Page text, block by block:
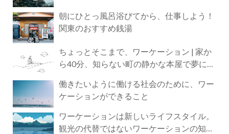
朝にひとっ風呂浴びてから、仕事しよう！
関東のおすすめ銭湯
ちょっとそこまで、ワーケーション | 家か
ら40分、知らない町の静かな本屋で夢に近
働きたいように働ける社会のために、ワー
ケーションができること
ワーケーションは新しいライフスタイル。
観光の代替ではないワーケーションの知ら